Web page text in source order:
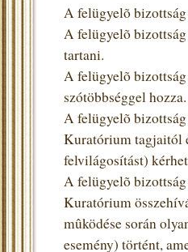
A felügyelõ
A felügyelõ bizottság
tartani.
A felügyelõ
szótöbbséggel hozza.
A felügyelõ
Kuratórium tagjaitól
felvilágosítást)
A felügyelõ
Kuratórium
mûködése során
esemény) történt,